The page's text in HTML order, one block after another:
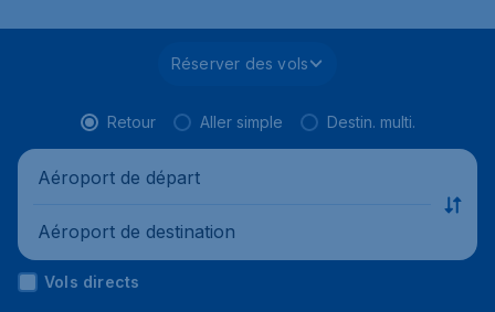
Réserver des vols
Retour Aller simple Destin. multi.
Aéroport de départ
Aéroport de destination
Vols directs